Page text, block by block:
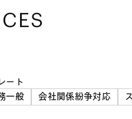
ート
一般
会社関係紛争対応